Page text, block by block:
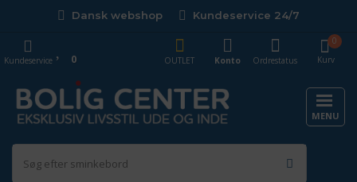
Dansk webshop Kundeservice 24/7
Kurv
0
OUTLET
Konto Ordrestatus
Kundeservice 0
MENU